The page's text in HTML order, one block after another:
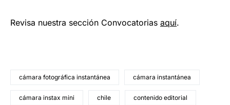
Revisa nuestra sección Convocatorias aquí.
cámara fotográfica instantánea cámara instantánea
cámara instax mini chile contenido editorial